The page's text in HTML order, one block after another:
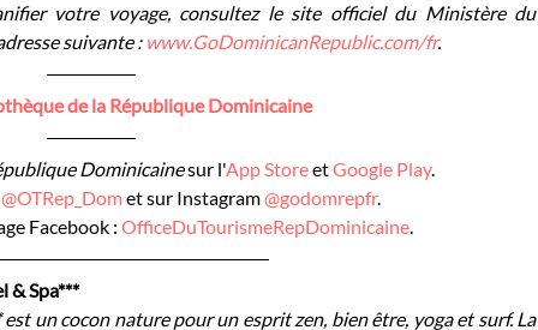
votre voyage, consultez le site officiel du Ministère du
suivante : www.GoDominicanRepublic.com/fr.
de la République Dominicaine
Dominicaine sur l'App Store et Google Play.
@OTRep_Dom et sur Instagram @godomrepfr.
Facebook : OfficeDuTourismeRepDominicaine.
& Spa***
est un cocon nature pour un esprit zen, bien être, yoga et surf. La